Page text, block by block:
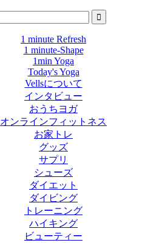
1 minute Refresh
1 minute-Shape
1min Yoga
Today's Yoga
Vellsについて
インタビュー
おうちヨガ
オンラインフィットネス
お家トレ
グッズ
サプリ
シューズ
ダイエット
ダイビング
トレーニング
ハイキング
ビューティー